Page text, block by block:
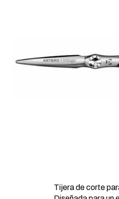
Tijera de corte